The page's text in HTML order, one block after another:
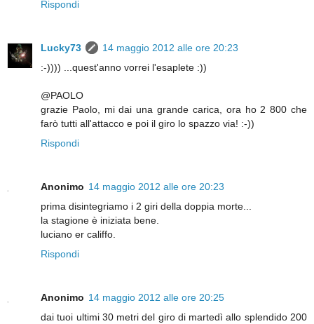
Rispondi
Lucky73
14 maggio 2012 alle ore 20:23
:-)))) ...quest'anno vorrei l'esaplete :))
@PAOLO
grazie Paolo, mi dai una grande carica, ora ho 2 800 che
farò tutti all'attacco e poi il giro lo spazzo via! :-))
Rispondi
Anonimo 14 maggio 2012 alle ore 20:23
prima disintegriamo i 2 giri della doppia morte...
la stagione è iniziata bene.
luciano er califfo.
Rispondi
Anonimo 14 maggio 2012 alle ore 20:25
dai tuoi ultimi 30 metri del giro di martedì allo splendido 200